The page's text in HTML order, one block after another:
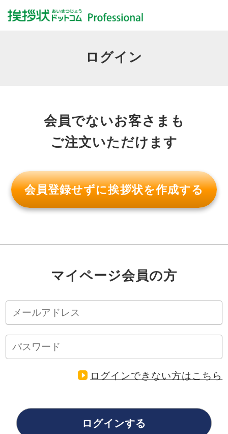
ログイン
会員でないお客さまも
ご注文いただけます
マイページ会員の方
ログインできない方はこちら